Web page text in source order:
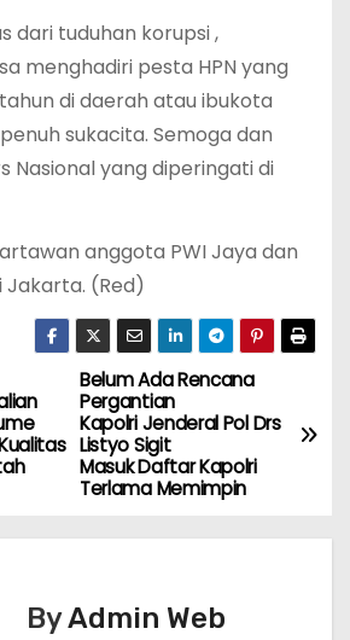
dari tuduhan korupsi ,
menghadiri pesta HPN yang
di daerah atau ibukota
sukacita. Semoga dan
Nasional yang diperingati di
anggota PWI Jaya dan
Jakarta. (Red)
Belum Ada Rencana
Pergantian
Kapolri Jenderal Pol Drs
Listyo Sigit
Masuk Daftar Kapolri
Terlama Memimpin
ByAdmin Web